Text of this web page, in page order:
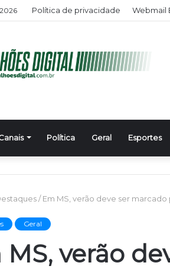
Política de privacidade Webmail
Política Geral Esportes
/ Em MS, verão deve ser
Geral
MS, verão